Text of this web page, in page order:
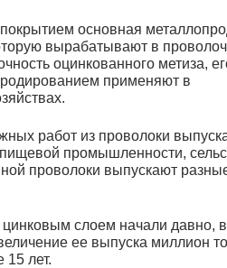
основная
вырабатывают в
оцинкованного метиза,
применяют в
работ из проволоки
промышленности,
проволоки выпускают
слоем начали давно,
ее выпуска миллион
15 лет.